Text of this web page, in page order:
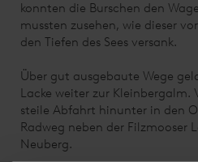
konnten die Burschen den
mussten zusehen, wie dieser
den Tiefen des Sees versank.
Über gut ausgebaute Wege
Lacke weiter zur
steile Abfahrt hinunter in den
Radweg neben der Filzmooser
Neuberg.